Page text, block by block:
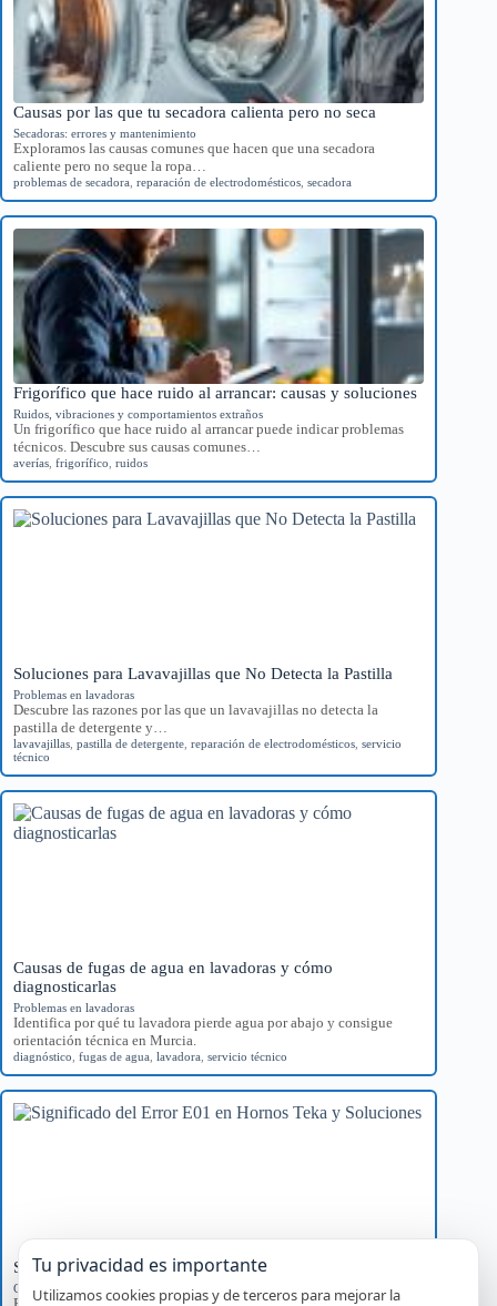
Causas por las que tu secadora calienta pero no seca
Secadoras: errores y mantenimiento
Exploramos las causas comunes que hacen que una secadora
caliente pero no seque la ropa…
problemas de secadora reparación de electrodomésticos secadora
Frigorífico que hace ruido al arrancar: causas y soluciones
Ruidos, vibraciones y comportamientos extraños
Un frigorífico que hace ruido al arrancar puede indicar problemas
técnicos. Descubre sus causas comunes…
averías frigorífico ruidos
Soluciones para Lavavajillas que No Detecta la Pastilla
Problemas en lavadoras
Descubre las razones por las que un lavavajillas no detecta la
pastilla de detergente y…
lavavajillas pastilla de detergente reparación de electrodomésticos servicio
técnico
Causas de fugas de agua en lavadoras y cómo
diagnosticarlas
Problemas en lavadoras
Identifica por qué tu lavadora pierde agua por abajo y consigue
orientación técnica en Murcia.
diagnóstico fugas de agua lavadora servicio técnico
Significado del Error E01 en Hornos Teka y Soluciones
Códigos de error por marca
Tu privacidad es importante
Utilizamos cookies propias y de terceros para mejorar la